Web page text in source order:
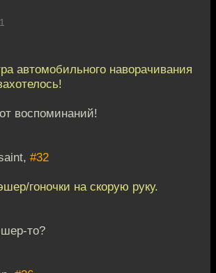
автомобильного наворачивания
воспоминаний!
#32
гоночки на скорую руку.
то?